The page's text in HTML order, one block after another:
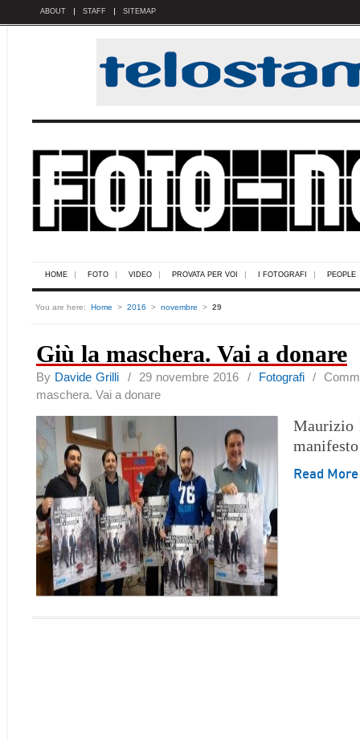
ABOUT STAFF SITEMAP
HOME FOTO VIDEO PROVATA PER VOI I FOTOGRAFI PEOPLE
You are here: Home > 2016 > novembre > 29
Giù la maschera. Vai a donare
By Davide Grilli / 29 novembre 2016 / Fotografi/
maschera. Vai a donare
Maurizio
Read